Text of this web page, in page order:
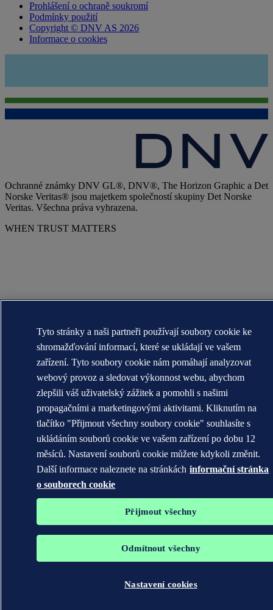
Prohlášení o ochraně soukromí
Podmínky použití
Copyright © DNV AS 2026
Informace o cookies
Ochranné známky DNV GL®, DNV®, The Horizon Graphic a Det
Norske Veritas® jsou majetkem společností skupiny Det Norske
Veritas. Všechna práva vyhrazena.
WHEN TRUST MATTERS
Tyto stránky a naši partneři používají soubory cookie ke
shromažďování informací, které se ukládají ve vašem
zařízení. Tyto soubory cookie nám pomáhají analyzovat
webový provoz a sledovat výkonnost webu, abychom
zlepšili váš uživatelský zážitek a pomohli s našimi
propagačními a marketingovými aktivitami. Kliknutím na
tlačítko "Přijmout všechny soubory cookie" souhlasíte s
ukládáním souborů cookie ve vašem zařízení po dobu 12
měsíců. Nastavení souborů cookie můžete kdykoli změnit.
Další informace naleznete na stránkách informační stránka
o souborech cookie
Přijmout všechny
Odmítnout všechny
Nastavení cookies